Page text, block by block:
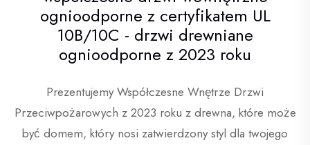
ognioodporne z certyfikatem UL
10B/10C - drzwi drewniane
ognioodporne z 2023 roku
Prezentujemy Współczesne Wnętrze Drzwi
Przeciwpożarowych z 2023 roku z drewna, które może
być domem, który nosi zatwierdzony styl dla twojego